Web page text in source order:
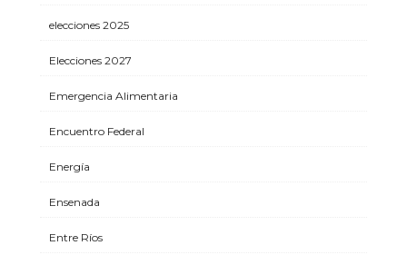
elecciones 2025
Elecciones 2027
Emergencia Alimentaria
Encuentro Federal
Energía
Ensenada
Entre Ríos